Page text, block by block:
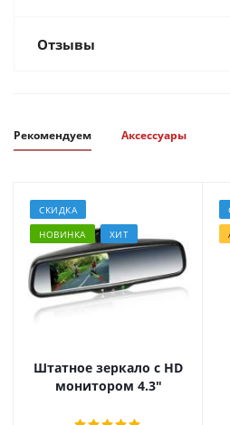
Отзывы
Рекомендуем Аксессуары
СКИДКА
НОВИНКА
ХИТ
Штатное зеркало с HD
монитором 4.3"